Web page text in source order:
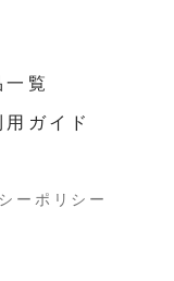
一覧
用ガイド
ーポリシー